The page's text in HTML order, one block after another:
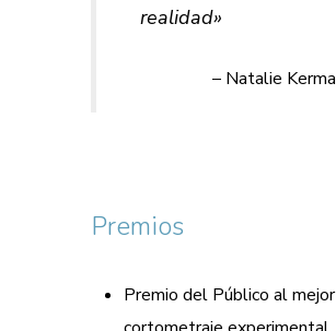
realidad»
– Natalie
Premios
Premio del Público al mejor